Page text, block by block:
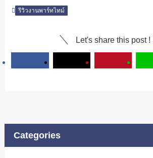
รีวิวงานพาร์ทไทม์
Let's share this post !
Categories